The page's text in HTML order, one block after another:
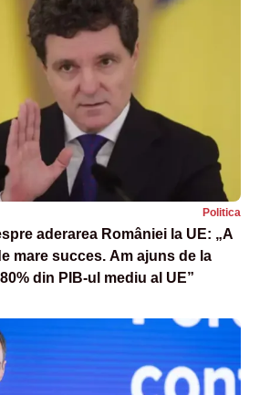
Politica
aderarea României la UE: „A
mare succes. Am ajuns de la
din PIB-ul mediu al UE”